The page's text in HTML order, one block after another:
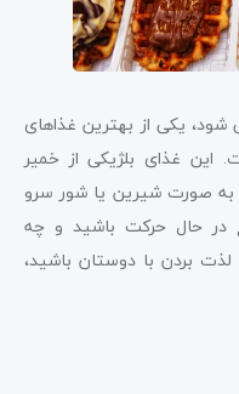
یکی از بهترین غذاهای
این غذای بلژیکی از خمیر
صورت شیرین یا شور سرو
در حال حرکت باشید و چه
بردن با دوستان باشید،